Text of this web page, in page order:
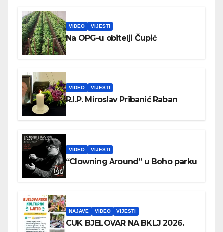
VIDEO VIJESTI
Na OPG-u obitelji Čupić
VIDEO VIJESTI
R.I.P. Miroslav Pribanić Raban
VIDEO VIJESTI
“Clowning Around” u Boho parku
NAJAVE VIDEO VIJESTI
CUK BJELOVAR NA BKLJ 2026.